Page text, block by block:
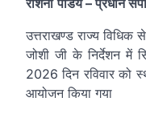
उत्तराखण्ड राज्य विधिक
जोशी जी के निर्देशन में
2026 दिन रविवार को
आयोजन किया गया